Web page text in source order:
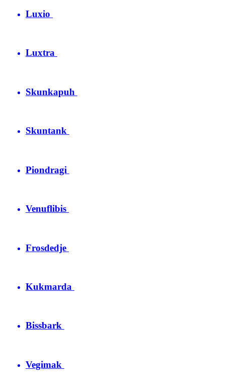
Luxio
Luxtra
Skunkapuh
Skuntank
Piondragi
Venuflibis
Frosdedje
Kukmarda
Bissbark
Vegimak